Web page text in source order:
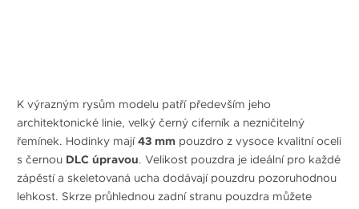
K výrazným rysům modelu patří především jeho
architektonické linie, velký černý ciferník a nezničitelný
řemínek. Hodinky mají43 mm pouzdro z vysoce kvalitní oceli
s černou DLC úpravou. Velikost pouzdra je ideální pro každé
zápěstí a skeletovaná ucha dodávají pouzdru pozoruhodnou
lehkost. Skrze průhlednou zadní stranu pouzdra můžete